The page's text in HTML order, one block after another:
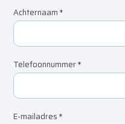
Achternaam*
Telefoonnummer*
E-mailadres*